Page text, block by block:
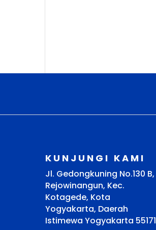
KUNJUNGI KAMI
Jl. Gedongkuning No.130 B,
Rejowinangun, Kec.
Kotagede, Kota
Yogyakarta, Daerah
Istimewa Yogyakarta 55171